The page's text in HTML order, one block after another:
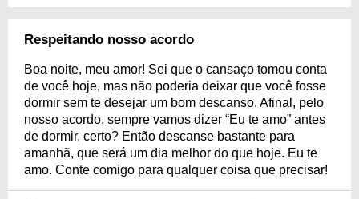
Respeitando nosso acordo
Boa noite, meu amor! Sei que o cansaço tomou conta
de você hoje, mas não poderia deixar que você fosse
dormir sem te desejar um bom descanso. Afinal, pelo
nosso acordo, sempre vamos dizer “Eu te amo” antes
de dormir, certo? Então descanse bastante para
amanhã, que será um dia melhor do que hoje. Eu te
amo. Conte comigo para qualquer coisa que precisar!